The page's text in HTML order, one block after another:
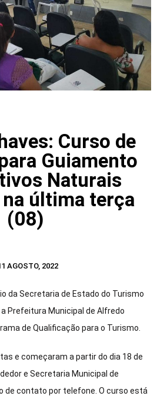
Curso de
Guiamento
Naturais
última terça
(08)
AGOSTO, 2022
da Secretaria de Estado do Turismo
Prefeitura Municipal de Alfredo
de Qualificação para o Turismo.
e começaram a partir do dia 18 de
e Secretaria Municipal de
de contato por telefone. O curso está